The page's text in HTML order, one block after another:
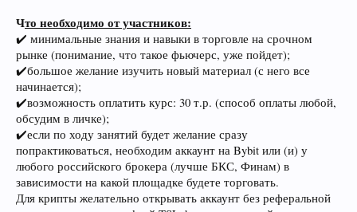
Что необходимо от участников:
✔️ минимальные знания и навыки в торговле на срочном
рынке (понимание, что такое фьючерс, уже пойдет);
✔️большое желание изучить новый материал (с него все
начинается);
✔️возможность оплатить курс: 30 т.р. (способ оплаты любой,
обсудим в личке);
✔️если по ходу занятий будет желание сразу
попрактиковаться, необходим аккаунт на Bybit или (и) у
любого российского брокера (лучше БКС, Финам) в
зависимости на какой площадке будете торговать.
Для крипты желательно открывать аккаунт без реферальной